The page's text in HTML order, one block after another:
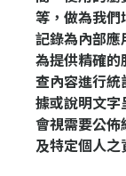
等，做為我
記錄為內部應
為提供精確的
查內容進行
據或說明文字
會視需要公
及特定個人之